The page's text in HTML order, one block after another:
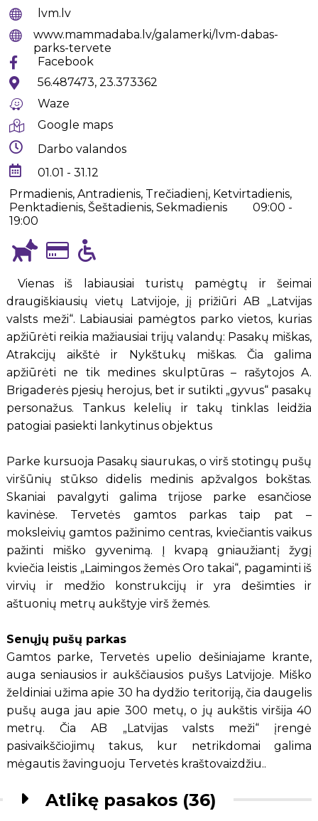
lvm.lv
www.mammadaba.lv/galamerki/lvm-dabas-
parks-tervete
Facebook
56.487473, 23.373362
Waze
Google maps
Darbo valandos
01.01 - 31.12
Prmadienis, Antradienis, Trečiadienį, Ketvirtadienis,
Penktadienis, Šeštadienis, Sekmadienis
09:00 -
19:00
Vienas iš labiausiai turistų pamėgtų ir šeimai
draugiškiausių vietų Latvijoje, jį prižiūri AB „Latvijas
valsts meži“. Labiausiai pamėgtos parko vietos, kurias
apžiūrėti reikia mažiausiai trijų valandų: Pasakų miškas,
Atrakcijų aikštė ir Nykštukų miškas. Čia galima
apžiūrėti ne tik medines skulptūras – rašytojos A.
Brigaderės pjesių herojus, bet ir sutikti „gyvus“ pasakų
personažus. Tankus kelelių ir takų tinklas leidžia
patogiai pasiekti lankytinus objektus
Parke kursuoja Pasakų siaurukas, o virš stotingų pušų
viršūnių stūkso didelis medinis apžvalgos bokštas.
Skaniai pavalgyti galima trijose parke esančiose
kavinėse. Tervetės gamtos parkas taip pat –
moksleivių gamtos pažinimo centras, kviečiantis vaikus
pažinti miško gyvenimą. Į kvapą gniaužiantį žygį
kviečia leistis „Laimingos žemės Oro takai“, pagaminti iš
virvių ir medžio konstrukcijų ir yra dešimties ir
aštuonių metrų aukštyje virš žemės.
Senųjų pušų parkas
Gamtos parke, Tervetės upelio dešiniajame krante,
auga seniausios ir aukščiausios pušys Latvijoje. Miško
želdiniai užima apie 30 ha dydžio teritoriją, čia daugelis
pušų auga jau apie 300 metų, o jų aukštis viršija 40
metrų. Čia AB „Latvijas valsts meži“ įrengė
pasivaikščiojimų takus, kur netrikdomai galima
mėgautis žavinguoju Tervetės kraštovaizdžiu..
Atlikę pasakos (36)